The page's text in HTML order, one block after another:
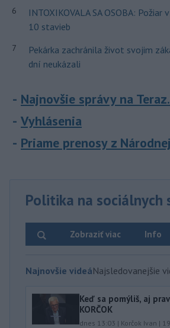
6
INTOXIKOVALA SA OSOBA:
10 stavieb
7
Pekárka zachránila život svojim
dní neukázali
Najnovšie správy na
Vyhlásenia
Priame prenosy z
Politika na sociálnych
Info
Zobraziť viac
Najnovšie videáNajsledovanejšie
Keď sa pomýliš, aj
KORČOK
dnes 13:03 | Korčok Ivan |